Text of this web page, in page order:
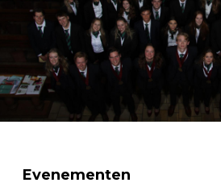
Evenementen